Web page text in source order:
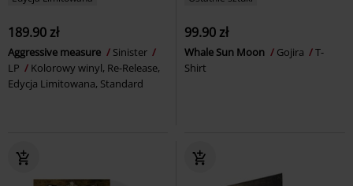
189.90 zł
Aggressive measure
Sinister
LP
Kolorowy winyl, Re-Release,
Edycja Limitowana, Standard
99.90 zł
Whale Sun Moon Gojira
T-
Shirt